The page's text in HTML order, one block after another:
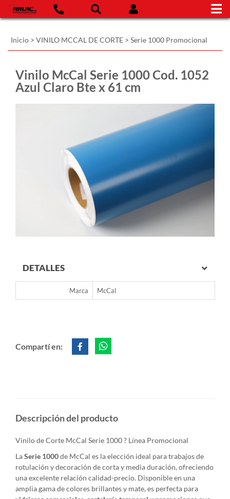
Inicio > VINILO MCCAL DE CORTE > Serie 1000 Promocional
Vinilo McCal Serie 1000 Cod. 1052
Azul Claro Bte x 61 cm
DETALLES
Marca McCal
Compartí en:
Descripción del producto
Vinilo de Corte McCal Serie 1000 ? Línea Promocional
LaSerie 1000de McCal es la elección ideal para trabajos de
rotulación y decoración de corta y media duración, ofreciendo
una excelente relación calidad-precio. Disponible en una
amplia gama de colores brillantes y mate, es perfecta para